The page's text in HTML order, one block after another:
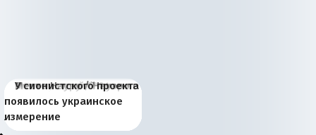
Киевская марионетка
Запада рассказала о
«переобувании» хозяев
В России назрели
перемены: 15 шагов к
суверенной экономике
Миграционный пожар
Европы
Россия начинает
сбрасывать балласт
Анкориджа
Россия зимой 1904
года: первые уступки во
внутренней политике
Русская нация вчера и
сегодня
Почему правый крах в
Варшаве не поможет её
отношениям с Россией?
Место Науру / Науэро в
современной истории
Южной Осетии
У сионистского проекта
появилось украинское
измерение